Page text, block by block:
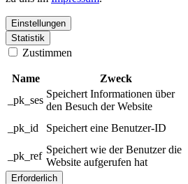
Einstellungen
Statistik
Zustimmen
Name Zweck
_pk_ses
Speichert Informationen über
den Besuch der Website
_pk_id Speichert eine Benutzer-ID
_pk_ref
Speichert wie der Benutzer die
Website aufgerufen hat
Erforderlich